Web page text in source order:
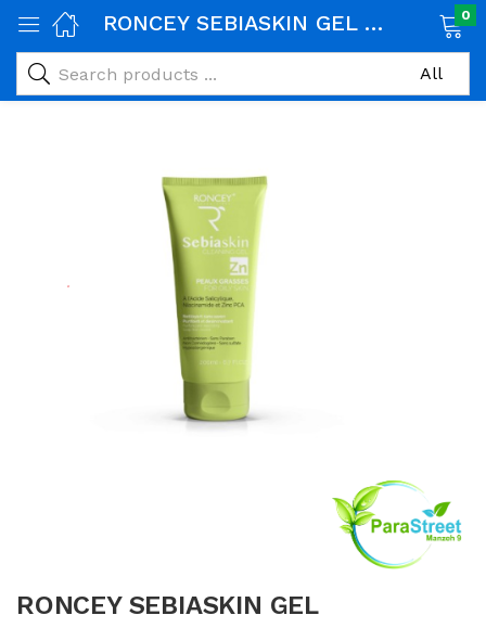
alimentaires)
RONCEY SEBIASKIN GEL NETTOYANT PEAUX GRASSES 200ML 0
RONCEY SEBIASKIN GEL